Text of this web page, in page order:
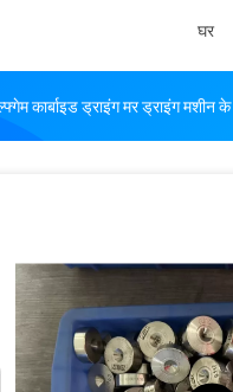
घर
कार्बाइड ड्राइंग मर ड्राइंग मशीन के